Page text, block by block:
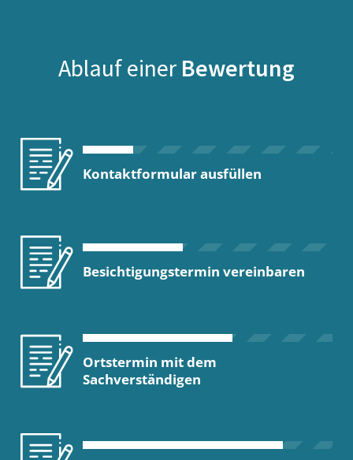
Ablauf einer Bewertung
Kontaktformular ausfüllen
Besichtigungstermin vereinbaren
Ortstermin mit dem
Sachverständigen